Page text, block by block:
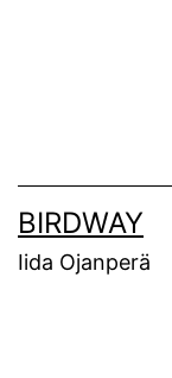
BIRDWAY
Iida Ojanperä